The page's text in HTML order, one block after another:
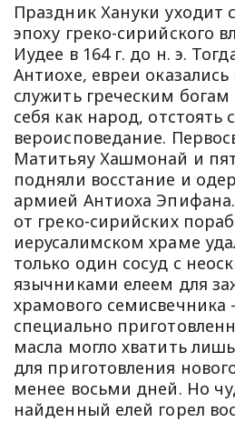
Праздник Хануки уходит
эпоху греко-сирийского
Иудее в 164 г. до н. э.
Антиохе, евреи
служить греческим
себя как народ, отстоять
вероисповедание.
Матитьяу Хашмонай и
подняли восстание и
армией Антиоха
от греко-сирийских
иерусалимском храме
только один сосуд с
язычниками елеем для
храмового
специально
масла могло хватить
для приготовления
менее восьми дней. Но
найденный елей горел